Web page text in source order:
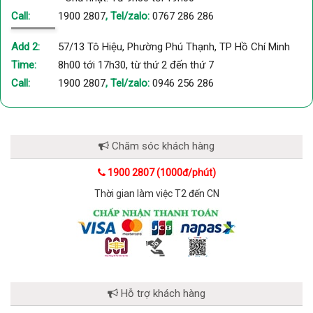
chuyên nghiệp. Cơ chế xoa bóp sẽ tác động sâu vào các tế
bào mỡ, kích thích chúng vận động làm tiêu hao năng lượng.
vòng eo săn chắc.
Công nghệ hồng ngoại
mục đích làm ấm nóng vùng bụng. Kết hợp cùng cơ chế rung
Công nghệ xung điện
máy matxa bụngsử dụng xung điện để kích
thích cơ bụng. Các xung điện nhẹ nhàng truyền xuyên qua xa,
tác động sâu vào các cơ bụng bụng, kích thích các cơ bụng
co thắt giống như khi bạn tập các bài tập bụng, giúp bụng săn
khách quan tâm đến sản phẩm thì hãy click vào đường
link sau nhé:https://okbuy.vn/may-massage-cam-tay-
Call:
1900 2807, Tel/zalo: 0767 286 286
Add 2:
57/13 Tô Hiệu, Phường Phú Thạnh, TP Hồ Chí Minh
Time:
8h00 tới 17h30, từ thứ 2 đến thứ 7
Call:
1900 2807, Tel/zalo: 0946 256 286
Chăm sóc khách hàng
1900 2807 (1000đ/phút)
Thời gian làm việc T2 đến CN
Hỗ trợ khách hàng